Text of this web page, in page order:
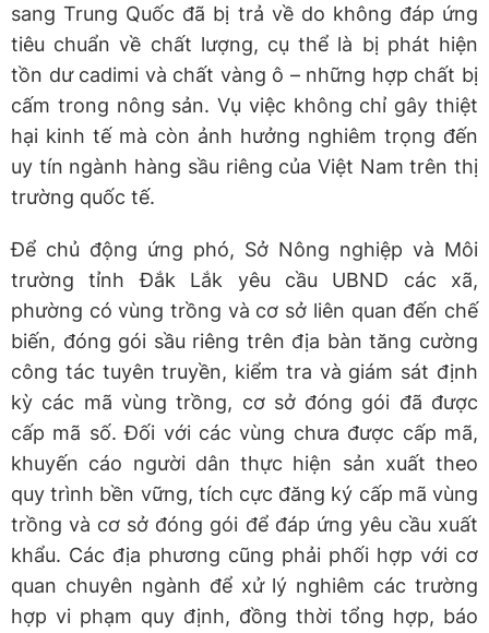
sang Trung Quốc đã bị trả về do không đáp ứng
tiêu chuẩn về chất lượng, cụ thể là bị phát hiện
tồn dư cadimi và chất vàng ô – những hợp chất bị
cấm trong nông sản. Vụ việc không chỉ gây thiệt
hại kinh tế mà còn ảnh hưởng nghiêm trọng đến
uy tín ngành hàng sầu riêng của Việt Nam trên thị
trường quốc tế.
Để chủ động ứng phó, Sở Nông nghiệp và Môi
trường tỉnh Đắk Lắk yêu cầu UBND các xã,
phường có vùng trồng và cơ sở liên quan đến chế
biến, đóng gói sầu riêng trên địa bàn tăng cường
công tác tuyên truyền, kiểm tra và giám sát định
kỳ các mã vùng trồng, cơ sở đóng gói đã được
cấp mã số. Đối với các vùng chưa được cấp mã,
khuyến cáo người dân thực hiện sản xuất theo
quy trình bền vững, tích cực đăng ký cấp mã vùng
trồng và cơ sở đóng gói để đáp ứng yêu cầu xuất
khẩu. Các địa phương cũng phải phối hợp với cơ
quan chuyên ngành để xử lý nghiêm các trường
hợp vi phạm quy định, đồng thời tổng hợp, báo